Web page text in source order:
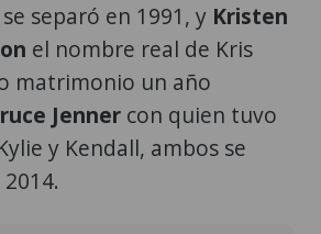
separó en 1991, y Kristen
el nombre real de Kris
matrimonio un año
Jenner con quien tuvo
y Kendall, ambos se